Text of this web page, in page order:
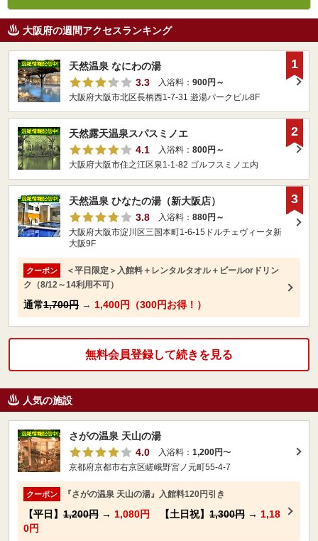
大阪府の週間アクセスランキング
天然温泉 なにわの湯
3.3
入浴料： 900円～
大阪府大阪市北区長柄西1-7-31 遊湯パークビル8F
1
天然露天温泉スパスミノエ
4.1
入浴料： 800円～
大阪府大阪市住之江区泉1-1-82 ゴルフスミノエ内
2
天然温泉 ひなたの湯（新大阪店）
3.8
入浴料： 880円～
大阪府大阪市淀川区三国本町1-6-15ドルチェヴィータ新
大阪9F
クーポン
＜平日限定＞入館料＋レンタルタオル＋ビールorドリン
ク（8/12～14利用不可）
通常1,700円 → 1,400円（300円お得！）
3
無料会員登録して続きを見る
人気の施設
さがの温泉 天山の湯
4.0
入浴料： 1,200円〜
京都府京都市右京区嵯峨野宮ノ元町55-4-7
クーポン 『さがの温泉 天山の湯』入館料120円引き
【平日】 1,200円 → 1,080円 【土日祝】 1,300円 → 1,18
0円